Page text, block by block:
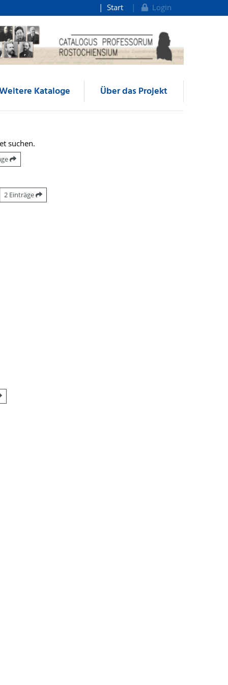
Start Login
Kataloge Über das Projekt
suchen.
2 Einträge